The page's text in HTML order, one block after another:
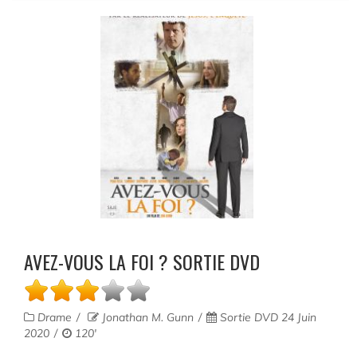
AVEZ-VOUS LA FOI ? SORTIE DVD
Drame Jonathan M. Gunn
Sortie DVD 24 Juin
2020
120'